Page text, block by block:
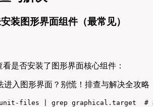
装图形界面组件（最常见）
是否安装了图形界面核心组件：
files | grep graphical.target  # 检查